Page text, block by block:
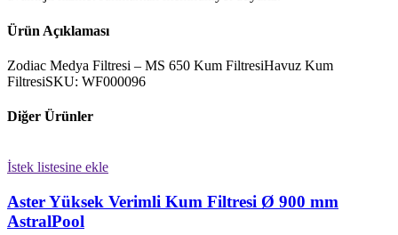
Ürün Açıklaması
Zodiac Medya Filtresi – MS 650 Kum FiltresiHavuz Kum
FiltresiSKU: WF000096
Diğer Ürünler
İstek listesine ekle
Aster Yüksek Verimli Kum Filtresi Ø 900 mm
AstralPool